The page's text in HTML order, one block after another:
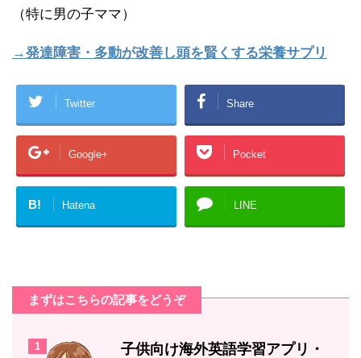
（特に男の子ママ）
→発達障害・多動が改善し頭を賢くする栄養サプリ
Twitter Share
Google+ Pocket
B! Hatena LINE
まずはこちらの記事をどうぞ
1 子供向け海外英語学習アプリ・